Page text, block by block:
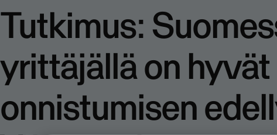
Tutkimus:
yrittäjällä on hyvät
onnistumisen